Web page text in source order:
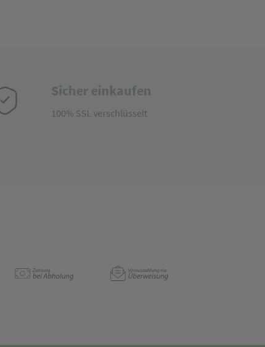
Sicher einkaufen
100% SSL verschlüsselt